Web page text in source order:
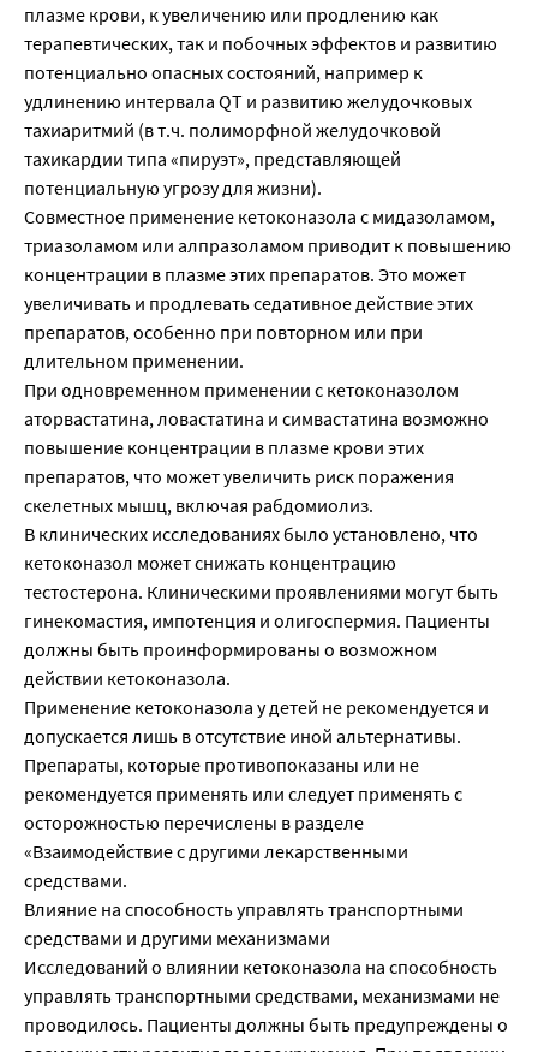
плазме крови, к увеличению или продлению как
терапевтических, так и побочных эффектов и развитию
потенциально опасных состояний, например к
удлинению интервала QT и развитию желудочковых
тахиаритмий (в т.ч. полиморфной желудочковой
тахикардии типа «пируэт», представляющей
потенциальную угрозу для жизни).
Совместное применение кетоконазола с мидазоламом,
триазоламом или алпразоламом приводит к повышению
концентрации в плазме этих препаратов. Это может
увеличивать и продлевать седативное действие этих
препаратов, особенно при повторном или при
длительном применении.
При одновременном применении с кетоконазолом
аторвастатина, ловастатина и симвастатина возможно
повышение концентрации в плазме крови этих
препаратов, что может увеличить риск поражения
скелетных мышц, включая рабдомиолиз.
В клинических исследованиях было установлено, что
кетоконазол может снижать концентрацию
тестостерона. Клиническими проявлениями могут быть
гинекомастия, импотенция и олигоспермия. Пациенты
должны быть проинформированы о возможном
действии кетоконазола.
Применение кетоконазола у детей не рекомендуется и
допускается лишь в отсутствие иной альтернативы.
Препараты, которые противопоказаны или не
рекомендуется применять или следует применять с
осторожностью перечислены в разделе
«Взаимодействие с другими лекарственными
средствами.
Влияние на способность управлять транспортными
средствами и другими механизмами
Исследований о влиянии кетоконазола на способность
управлять транспортными средствами, механизмами не
проводилось. Пациенты должны быть предупреждены о